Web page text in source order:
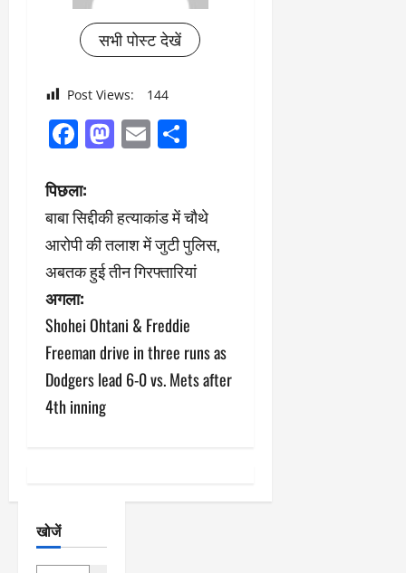
सभी पोस्ट देखें
Post Views: 144
Facebook
Mastodon
Email
पो
स्ट
ने
वि
गे
श
न
पिछला:
बाबा सिद्दीकी हत्याकांड में चौथे
आरोपी की तलाश में जुटी पुलिस,
अबतक हुई तीन गिरफ्तारियां
अगला:
Shohei Ohtani & Freddie
Freeman drive in three runs as
Dodgers lead 6-0 vs. Mets after
4th inning
खोजें